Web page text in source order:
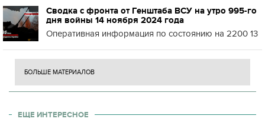
Сводка с фронта от Генштаба ВСУ на утро 995-го
дня войны 14 ноября 2024 года
Оперативная информация по состоянию на 2200 13
БОЛЬШЕ МАТЕРИАЛОВ
ЕЩЕ ИНТЕРЕСНОЕ